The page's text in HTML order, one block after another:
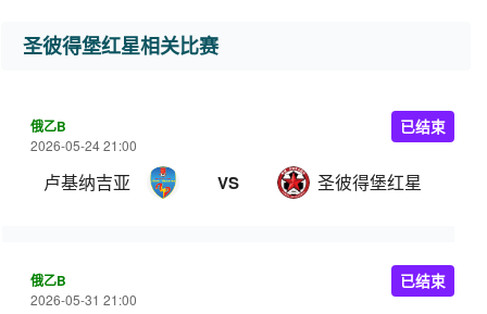
圣彼得堡红星相关比赛
俄乙B
2026-05-24 21:00
卢基纳吉亚 VS 圣彼得堡红星
已结束
俄乙B
2026-05-31 21:00
已结束